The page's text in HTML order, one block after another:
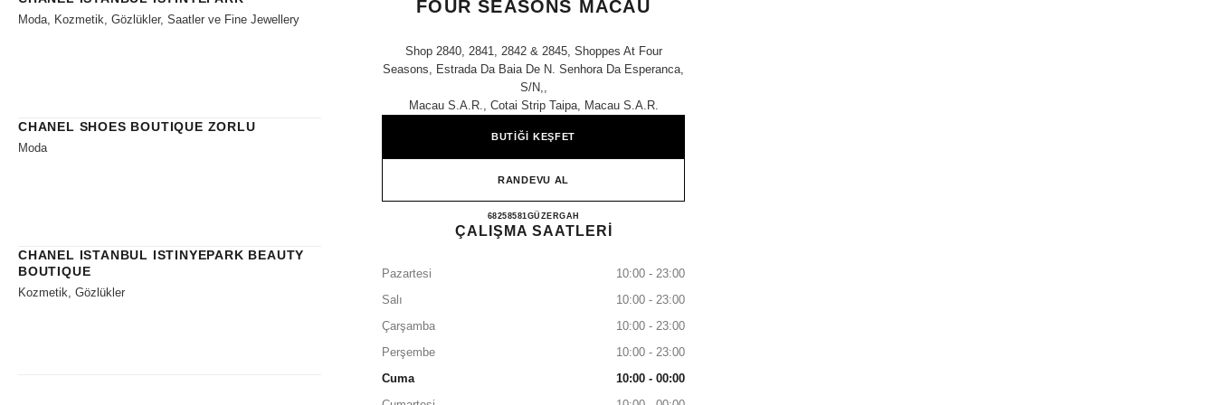
Moda, Kozmetik, Gözlükler, Saatler ve Fine Jewellery
CHANEL SHOES BOUTIQUE ZORLU
Moda
CHANEL ISTANBUL ISTINYEPARK BEAUTY
BOUTIQUE
Kozmetik, Gözlükler
FOUR SEASONS MACAU
Shop 2840, 2841, 2842 & 2845, Shoppes At Four
Seasons, Estrada Da Baia De N. Senhora Da Esperanca,
S/n,,
Macau S.a.r., Cotai Strip Taipa, Macau S.a.r.
BUTİĞİ KEŞFET
RANDEVU AL
ARAYIN
68258581GÜZERGAHCHANEL THE SHOPPES AT FOUR SEASONS MACAU
ÇALIŞMA SAATLERİ
Pazartesi
10:00 - 23:00
Salı
10:00 - 23:00
Çarşamba
10:00 - 23:00
Perşembe
10:00 - 23:00
Cuma
10:00 - 00:00